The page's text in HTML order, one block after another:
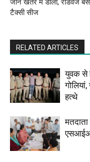
जान खतरे में डाली, रोडवेज
टैक्सी सीज
RELATED ARTICLES
युवक से
हत्थे